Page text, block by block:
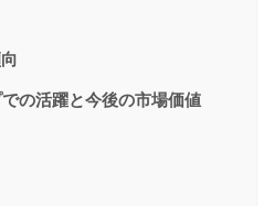
の活躍と今後の市場価値